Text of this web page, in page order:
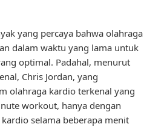
yang percaya bahwa olahraga
dalam waktu yang lama untuk
optimal. Padahal, menurut
Chris Jordan, yang
olahraga kardio terkenal yang
workout, hanya dengan
selama beberapa menit